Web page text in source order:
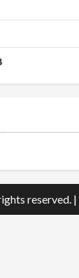
reserved. |